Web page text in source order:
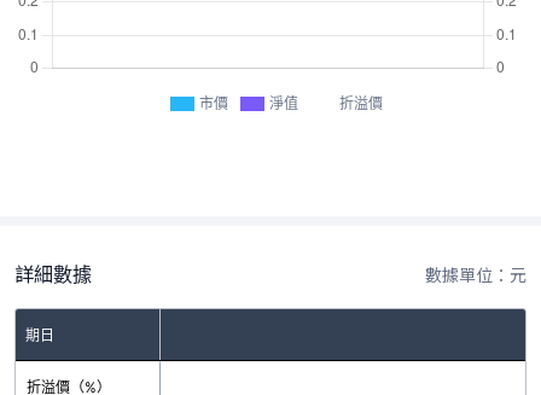
市價 淨值 折溢價
詳細數據 數據單位：元
期日
折溢價（%）